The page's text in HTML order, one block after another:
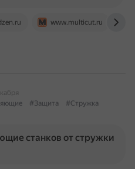
www.multicut.ru
#Защита
#Стружка
станков от стружки